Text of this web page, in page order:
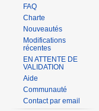
FAQ
Charte
Nouveautés
Modifications
récentes
EN ATTENTE DE
VALIDATION
Aide
Communauté
Contact par email